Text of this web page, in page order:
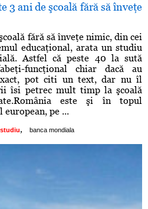
3 ani de şcoală fără să înveţe
fără să înveţe nimic, din cei
educaţional, arata un studiu
Astfel că peste 40 la sută
funcţional chiar dacă au
pot citi un text, dar nu îl
îsi petrec mult timp la şcoală
este şi în topul
pe ...
studiu, banca mondiala